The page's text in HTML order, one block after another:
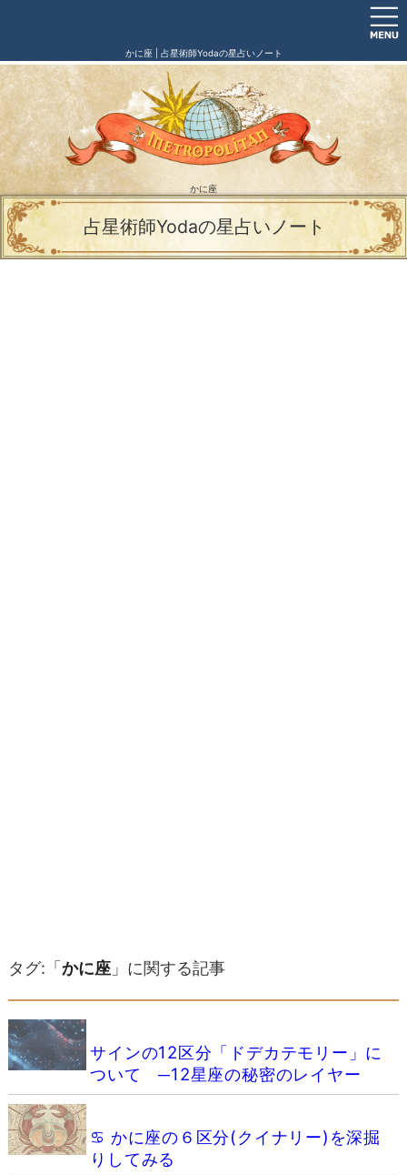
かに座 | 占星術師Yodaの星占いノート
かに座
占星術師Yodaの星占いノート
タグ:「かに座」に関する記事
サインの12区分「ドデカテモリー」に
ついて ─12星座の秘密のレイヤー
♋️ かに座の６区分(クイナリー)を深掘
りしてみる